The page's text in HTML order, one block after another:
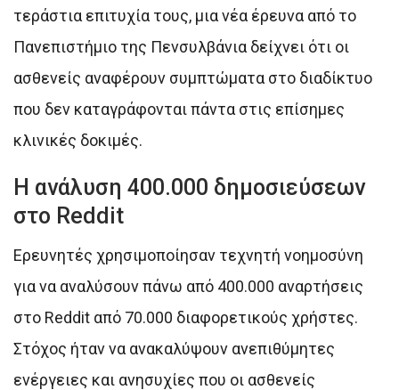
τεράστια επιτυχία τους, μια νέα έρευνα από το
Πανεπιστήμιο της Πενσυλβάνια δείχνει ότι οι
ασθενείς αναφέρουν συμπτώματα στο διαδίκτυο
που δεν καταγράφονται πάντα στις επίσημες
κλινικές δοκιμές.
Η ανάλυση 400.000 δημοσιεύσεων
στο Reddit
Ερευνητές χρησιμοποίησαν τεχνητή νοημοσύνη
για να αναλύσουν πάνω από 400.000 αναρτήσεις
στο Reddit από 70.000 διαφορετικούς χρήστες.
Στόχος ήταν να ανακαλύψουν ανεπιθύμητες
ενέργειες και ανησυχίες που οι ασθενείς